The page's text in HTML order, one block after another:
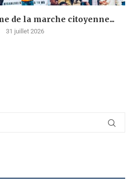
de la marche citoyenne...
31 juillet 2026